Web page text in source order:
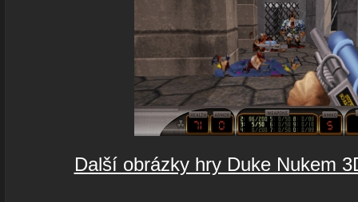
Další obrázky hry Duke Nukem